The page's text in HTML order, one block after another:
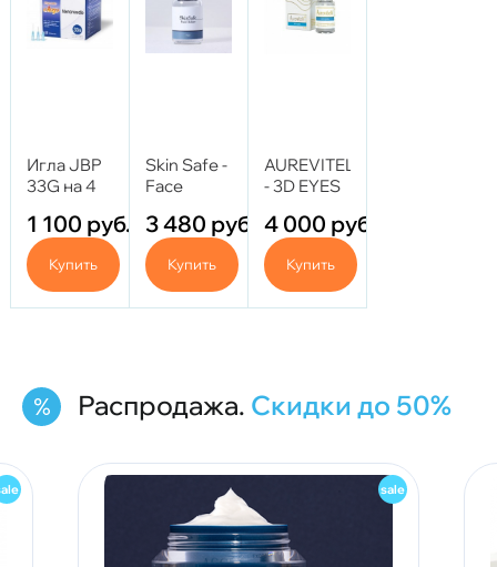
Игла JBP
33G на 4
для глаз)
1 100 руб.
Купить
Skin Safe -
Face
отечности
с
маннитолом)
5 мл
3 480 руб.
Купить
AUREVITELLI
- 3D EYES
4 000 руб.
Купить
Распродажа. Скидки до 50%